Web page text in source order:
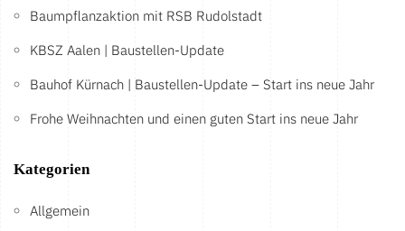
Baumpflanzaktion mit RSB Rudolstadt
KBSZ Aalen | Baustellen-Update
Bauhof Kürnach | Baustellen-Update – Start ins neue Jahr
Frohe Weihnachten und einen guten Start ins neue Jahr
Kategorien
Allgemein